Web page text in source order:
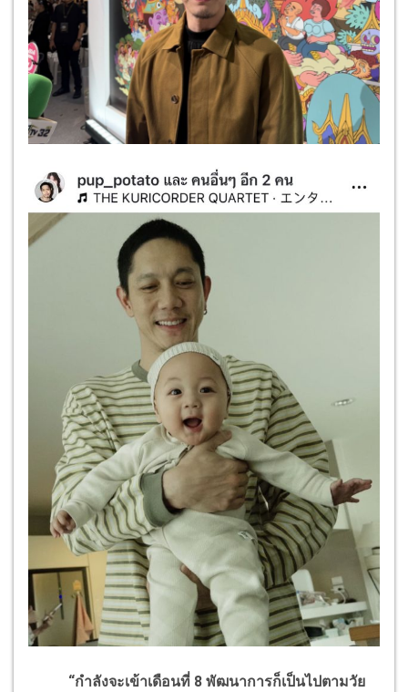
“กำลังจะเข้าเดือนที่ 8 พัฒนาการก็เป็นไปตามวัย